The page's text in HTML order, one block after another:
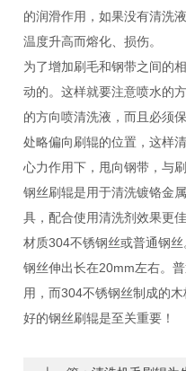
的润滑作用，如果没有清洗
温度升高而熔化、损伤。
为了增加刷毛和钢带之间的
动的。这样就要注意喷水的
的方向喷清洗液，而且必须
处略偏向刷辊的位置，这样
心力作用下，甩向钢带，与
钢丝刷辊是用于清洗镀铬金
具，配合使用清洗剂效果更
材质304不锈钢丝或普通钢
钢丝伸出长在20mm左右。
用，而304不锈钢丝制成的
好的钢丝刷辊是至关重要！